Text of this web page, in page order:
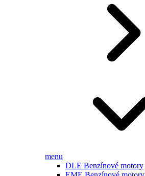
menu
DLE Benzínové motory